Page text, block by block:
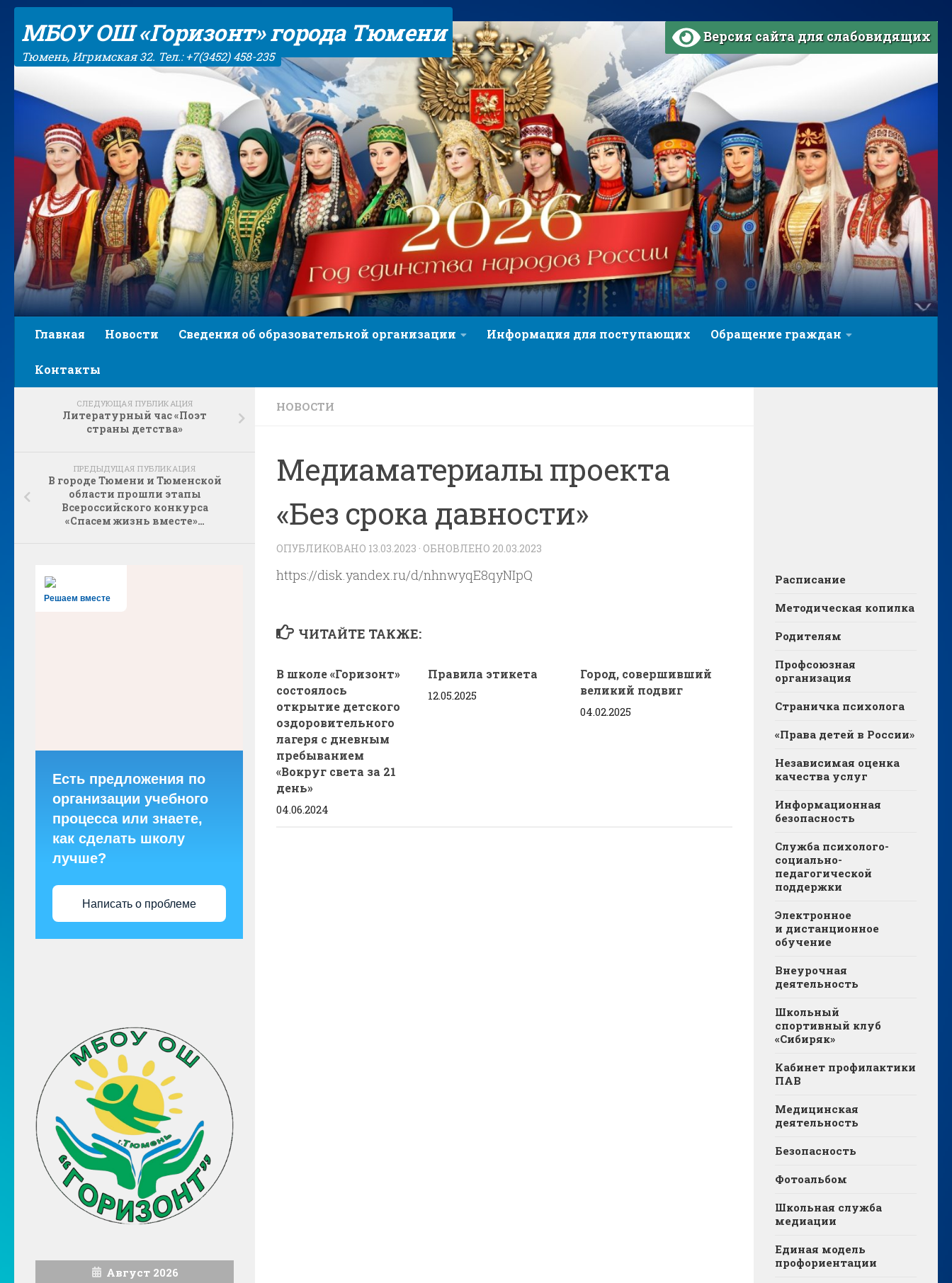
МБОУ ОШ «Горизонт» города Тюмени
Тюмень, Игримская 32. Тел.: +7(3452) 458-235
Версия сайта для слабовидящих
Главная Новости Сведения об образовательной организации Информация для поступающих Обращение граждан
Контакты
НОВОСТИ
Медиаматериалы проекта
«Без срока давности»
ОПУБЛИКОВАНО 13.03.2023 · ОБНОВЛЕНО 20.03.2023
https://disk.yandex.ru/d/nhnwyqE8qyNIpQ
ЧИТАЙТЕ ТАКЖЕ:
В школе «Горизонт»
состоялось
открытие детского
оздоровительного
лагеря с дневным
пребыванием
«Вокруг света за 21
день»
04.06.2024
Правила этикета
12.05.2025
Город, совершивший
великий подвиг
04.02.2025
СЛЕДУЮЩАЯ ПУБЛИКАЦИЯ
Литературный час «Поэт
страны детства»
ПРЕДЫДУЩАЯ ПУБЛИКАЦИЯ
В городе Тюмени и Тюменской
области прошли этапы
Всероссийского конкурса
«Спасем жизнь вместе»…
Решаем вместе
Есть предложения по
организации учебного
процесса или знаете,
как сделать школу
лучше?
Написать о проблеме
Август 2026
Расписание
Методическая копилка
Родителям
Профсоюзная
организация
Страничка психолога
«Права детей в России»
Независимая оценка
качества услуг
Информационная
безопасность
Служба психолого-
социально-
педагогической
поддержки
Электронное
и дистанционное
обучение
Внеурочная
деятельность
Школьный
спортивный клуб
«Сибиряк»
Кабинет профилактики
ПАВ
Медицинская
деятельность
Безопасность
Фотоальбом
Школьная служба
медиации
Единая модель
профориентации